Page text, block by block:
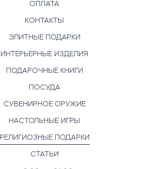
ОПЛАТА
КОНТАКТЫ
ЭЛИТНЫЕ ПОДАРКИ
ИНТЕРЬЕРНЫЕ ИЗДЕЛИЯ
ПОДАРОЧНЫЕ КНИГИ
ПОСУДА
СУВЕНИРНОЕ ОРУЖИЕ
НАСТОЛЬНЫЕ ИГРЫ
РЕЛИГИОЗНЫЕ ПОДАРКИ
СТАТЬИ